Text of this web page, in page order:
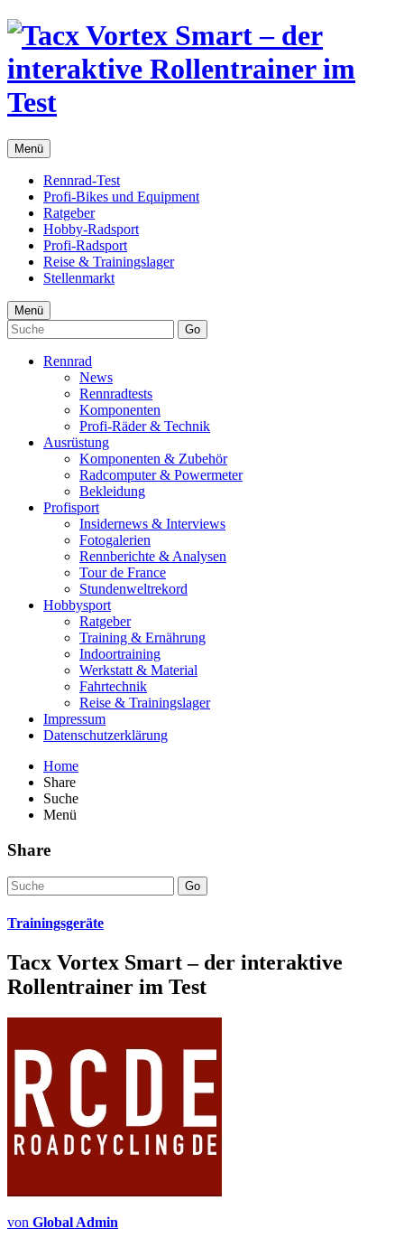
Menü
Rennrad-Test
Profi-Bikes und Equipment
Ratgeber
Hobby-Radsport
Profi-Radsport
Reise & Trainingslager
Stellenmarkt
Menü
Go
Rennrad
News
Rennradtests
Komponenten
Profi-Räder & Technik
Ausrüstung
Komponenten & Zubehör
Radcomputer & Powermeter
Bekleidung
Profisport
Insidernews & Interviews
Fotogalerien
Rennberichte & Analysen
Tour de France
Stundenweltrekord
Hobbysport
Ratgeber
Training & Ernährung
Indoortraining
Werkstatt & Material
Fahrtechnik
Reise & Trainingslager
Impressum
Datenschutzerklärung
Home
Share
Suche
Menü
Share
Go
Trainingsgeräte
Tacx Vortex Smart – der interaktive
Rollentrainer im Test
von Global Admin